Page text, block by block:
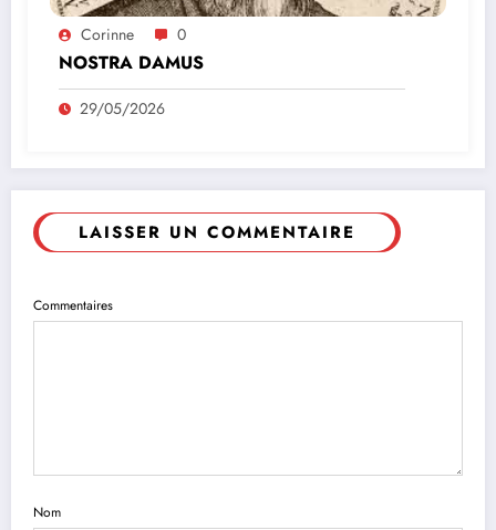
Corinne 0
NOSTRA DAMUS
29/05/2026
LAISSER UN COMMENTAIRE
Commentaires
Nom